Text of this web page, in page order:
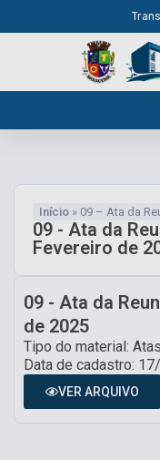
Início » 09 – Ata da
09 - Ata da
Fevereiro de
09 - Ata da
de 2025
Tipo do material:
Data de cadastro:
VER ARQUIVO